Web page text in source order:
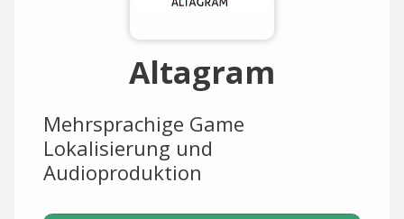
Altagram
Mehrsprachige Game
Lokalisierung und
Audioproduktion